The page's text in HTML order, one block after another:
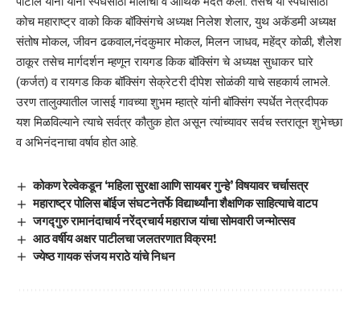
कोच महाराष्ट्र वाको किक बॉक्सिंगचे अध्यक्ष निलेश शेलार, युथ अकॅडमी अध्यक्ष
संतोष मोकल, जीवन ढकवाल,नंदकुमार मोकल, मिलन जाधव, महेंद्र कोळी, शैलेश
ठाकूर तसेच मार्गदर्शन म्हणून रायगड किक बॉक्सिंग चे अध्यक्ष सुधाकर घारे
(कर्जत) व रायगड किक बॉक्सिंग सेक्रेटरी दीपेश सोळंकी याचे सहकार्य लाभले.
उरण तालुक्यातील जासई गावच्या शुभम म्हात्रे यांनी बॉक्सिंग स्पर्धेत नेत्रदीपक
यश मिळविल्याने त्याचे सर्वत्र कौतुक होत असून त्यांच्यावर सर्वच स्तरातून शुभेच्छा
व अभिनंदनाचा वर्षाव होत आहे.
कोकण रेल्वेकडून ‘महिला सुरक्षा आणि सायबर गुन्हे’ विषयावर चर्चासत्र
महाराष्ट्र पोलिस बॉईज संघटनेतर्फे विद्यार्थ्यांना शैक्षणिक साहित्याचे वाटप
जगद्गुरु रामानंदाचार्य नरेंद्रचार्य महाराज यांचा सोमवारी जन्मोत्सव
आठ वर्षीय अक्षर पाटीलचा जलतरणात विक्रम!
ज्येष्ठ गायक संजय मराठे यांचे निधन